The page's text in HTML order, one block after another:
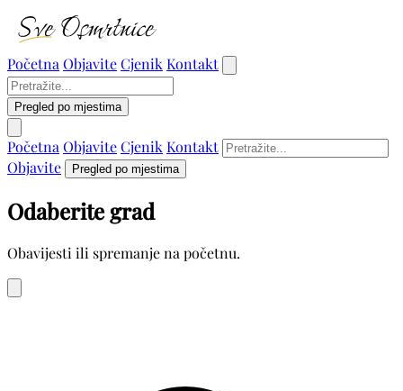
Početna ObjaviteCjenik Kontakt
Pregled po mjestima
Početna ObjaviteCjenik Kontakt
Objavite
Pregled po mjestima
Odaberite grad
Obavijesti ili spremanje na početnu.